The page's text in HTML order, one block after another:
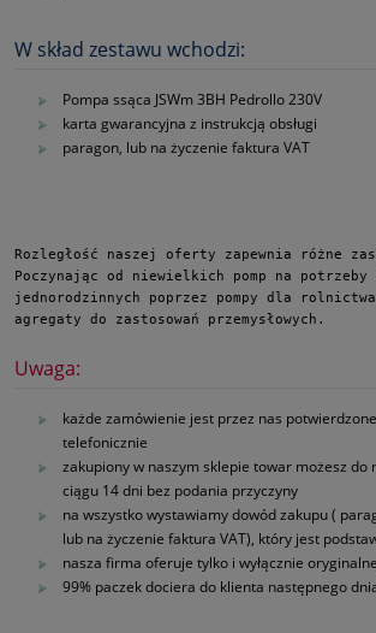
W skład zestawu wchodzi:
Pompa ssąca JSWm 3BH Pedrollo 230V
karta gwarancyjna z instrukcją obsługi
paragon, lub na życzenie faktura VAT
Rozległość naszej oferty zapewnia różne
Poczynając od niewielkich pomp na potrzeby
jednorodzinnych poprzez pompy dla
agregaty do zastosowań przemysłowych.
Uwaga:
każde zamówienie jest przez nas
telefonicznie
zakupiony w naszym sklepie towar możesz do
ciągu 14 dni bez podania przyczyny
na wszystko wystawiamy dowód zakupu (
lub na życzenie faktura VAT), który jest
nasza firma oferuje tylko i wyłącznie
99% paczek dociera do klienta następnego